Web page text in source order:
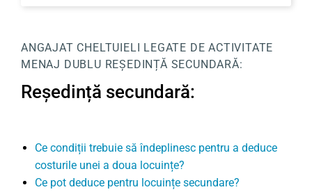
ANGAJAT CHELTUIELI LEGATE DE ACTIVITATE
MENAJ DUBLU REȘEDINȚĂ SECUNDARĂ:
Reședință secundară:
Ce condiții trebuie să îndeplinesc pentru a deduce
costurile unei a doua locuințe?
Ce pot deduce pentru locuințe secundare?